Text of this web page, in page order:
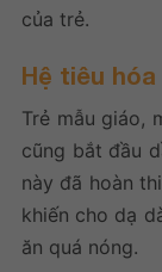
của trẻ.
Hệ tiêu hóa
Trẻ mẫu giáo,
cũng bắt đầu
này đã hoàn
khiến cho dạ
ăn quá nóng.